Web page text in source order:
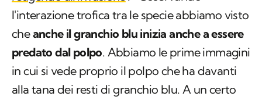
l'interazione trofica tra le specie abbiamo visto
cheanche il granchio blu inizia anche a essere
predato dal polpo. Abbiamo le prime immagini
in cui si vede proprio il polpo che ha davanti
alla tana dei resti di granchio blu. A un certo